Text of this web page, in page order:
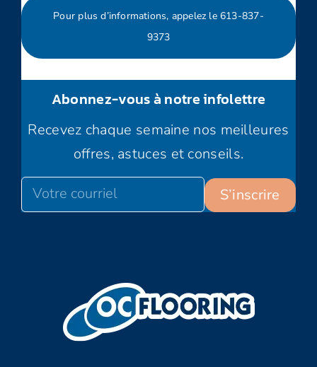
Pour plus d’informations, appelez le 613-837-
9373
Abonnez-vous à notre infolettre
Recevez chaque semaine nos meilleures
offres, astuces et conseils.